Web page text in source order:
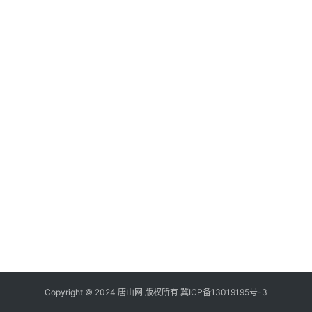
Copyright © 2024 唐山网 版权所有 冀ICP备13019195号-3